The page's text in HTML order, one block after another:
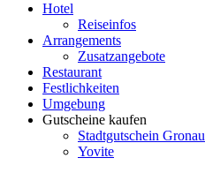
Hotel
Reiseinfos
Arrangements
Zusatzangebote
Restaurant
Festlichkeiten
Umgebung
Gutscheine kaufen
Stadtgutschein Gronau
Yovite